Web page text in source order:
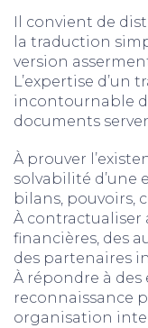
Il convient de
la traduction
version
L’expertise d’un
incontournable
documents
À prouver
solvabilité d’une
bilans, pouvoirs,
À contractualiser
financières, des
des partenaires
À répondre à des
reconnaissance
organisation